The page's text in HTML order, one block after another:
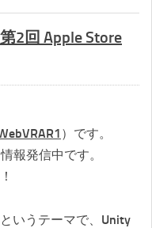
2回 Apple Store
）です。
報発信中です。
いうテーマで、Unity